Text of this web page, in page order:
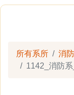
所有系所
消
1142_消防